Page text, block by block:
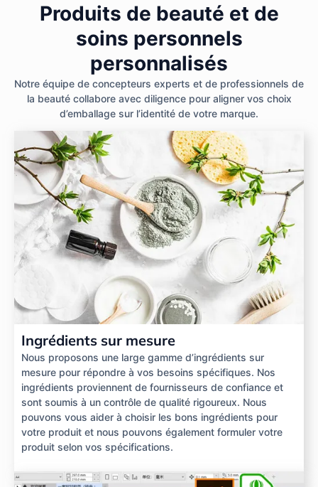
Produits de beauté et de
soins personnels
personnalisés
Notre équipe de concepteurs experts et de professionnels de
la beauté collabore avec diligence pour aligner vos choix
d’emballage sur l’identité de votre marque.
Ingrédients sur mesure
Nous proposons une large gamme d’ingrédients sur
mesure pour répondre à vos besoins spécifiques. Nos
ingrédients proviennent de fournisseurs de confiance et
sont soumis à un contrôle de qualité rigoureux. Nous
pouvons vous aider à choisir les bons ingrédients pour
votre produit et nous pouvons également formuler votre
produit selon vos spécifications.